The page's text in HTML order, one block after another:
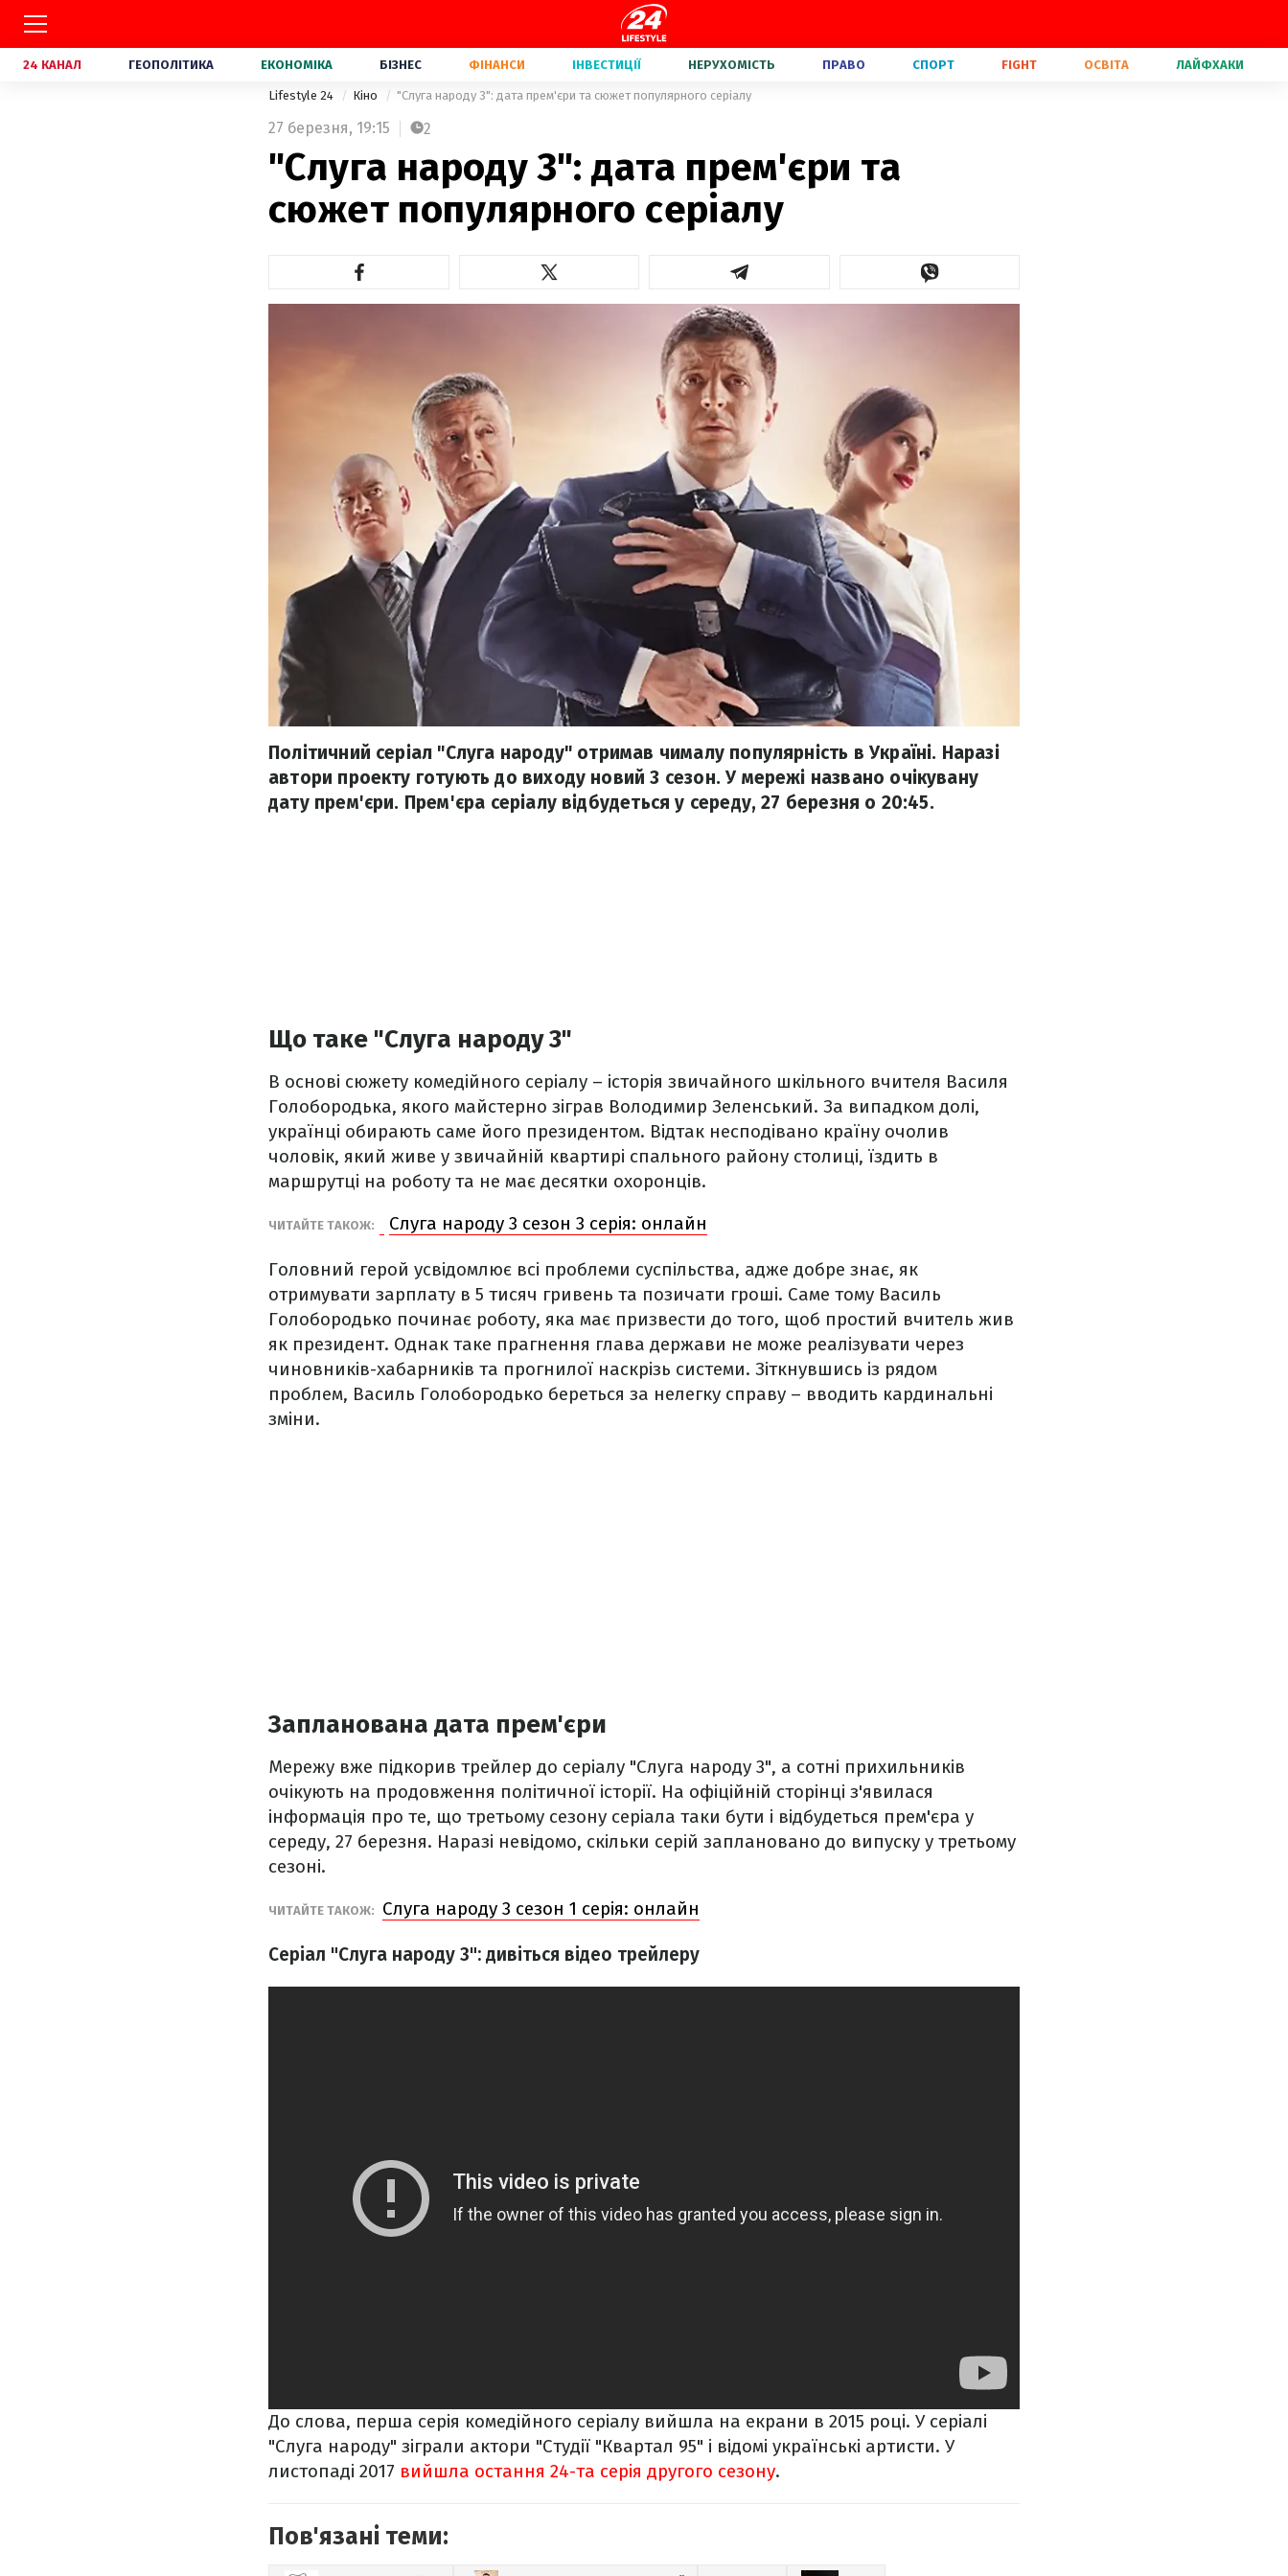
24 КАНАЛ ГЕОПОЛІТИКА ЕКОНОМІКА БІЗНЕС ФІНАНСИ ІНВЕСТИЦІЇ НЕРУХОМІСТЬ ПРАВО СПОРТ FIGHT ОСВІТА ЛАЙФХАКИ
Lifestyle 24 Кіно "Слуга народу 3": дата прем'єри та сюжет популярного серіалу
27 березня, 19:15 2
"Слуга народу 3": дата прем'єри та
сюжет популярного серіалу
Політичний серіал "Слуга народу" отримав чималу популярність в Україні. Наразі
автори проекту готують до виходу новий 3 сезон. У мережі названо очікувану
дату прем'єри. Прем'єра серіалу відбудеться у середу, 27 березня о 20:45.
Що таке "Слуга народу 3"
В основі сюжету комедійного серіалу – історія звичайного шкільного вчителя Василя
Голобородька, якого майстерно зіграв Володимир Зеленський. За випадком долі,
українці обирають саме його президентом. Відтак несподівано країну очолив
чоловік, який живе у звичайній квартирі спального району столиці, їздить в
маршрутці на роботу та не має десятки охоронців.
ЧИТАЙТЕ ТАКОЖ: Слуга народу 3 сезон 3 серія: онлайн
Головний герой усвідомлює всі проблеми суспільства, адже добре знає, як
отримувати зарплату в 5 тисяч гривень та позичати гроші. Саме тому Василь
Голобородько починає роботу, яка має призвести до того, щоб простий вчитель жив
як президент. Однак таке прагнення глава держави не може реалізувати через
чиновників-хабарників та прогнилої наскрізь системи. Зіткнувшись із рядом
проблем, Василь Голобородько береться за нелегку справу – вводить кардинальні
зміни.
Запланована дата прем'єри
Мережу вже підкорив трейлер до серіалу "Слуга народу 3", а сотні прихильників
очікують на продовження політичної історії. На офіційній сторінці з'явилася
інформація про те, що третьому сезону серіала таки бути і відбудеться прем'єра у
середу, 27 березня. Наразі невідомо, скільки серій заплановано до випуску у третьому
сезоні.
ЧИТАЙТЕ ТАКОЖ: Слуга народу 3 сезон 1 серія: онлайн
Серіал "Слуга народу 3": дивіться відео трейлеру
До слова, перша серія комедійного серіалу вийшла на екрани в 2015 році. У серіалі
"Слуга народу" зіграли актори "Студії "Квартал 95" і відомі українські артисти. У
листопаді 2017 вийшла остання 24-та серія другого сезону.
Пов'язані теми: